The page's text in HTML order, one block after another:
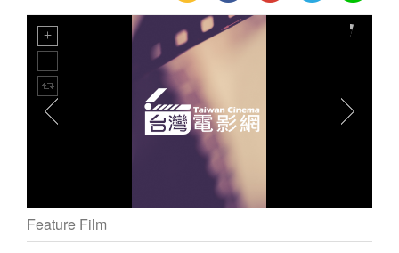
Conquer the Ridge still
Feature Film